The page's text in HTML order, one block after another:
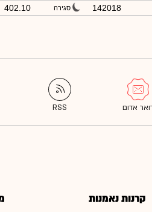
142018 סגירה 402.10
קרנות נאמנות